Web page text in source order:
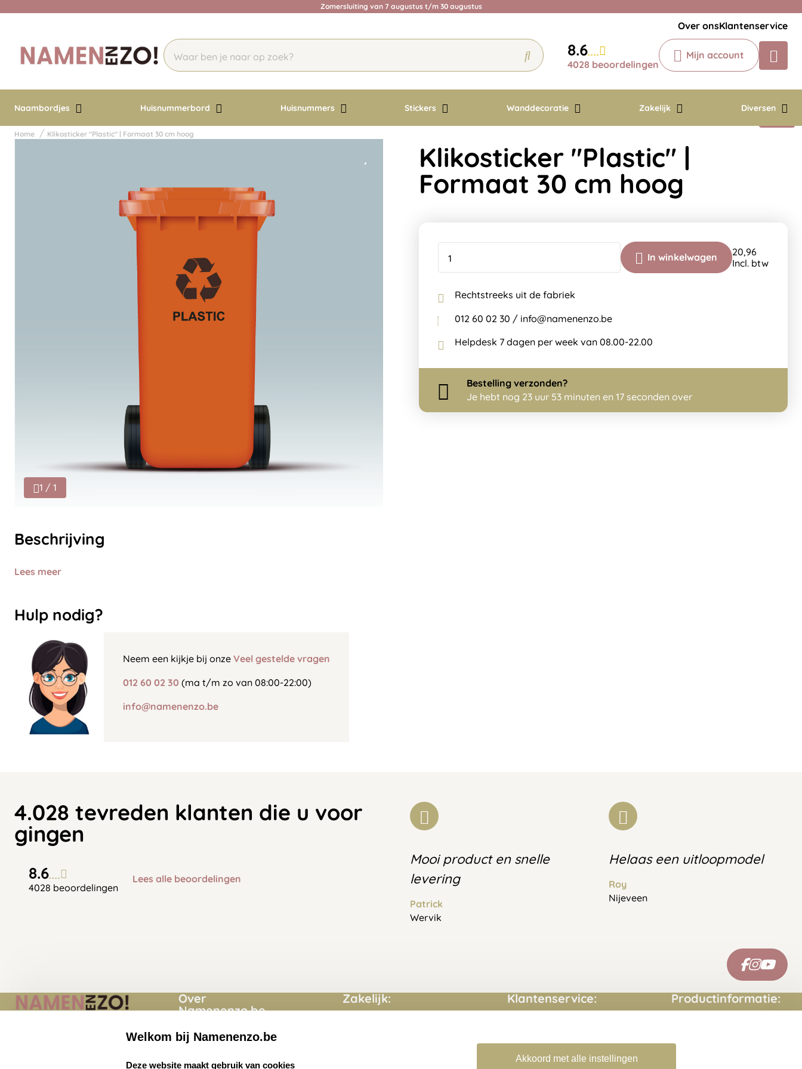
Zomersluiting van 7 augustus t/m 30 augustus
Over onsKlantenservice
8.6
4028 beoordelingen
Mijn account
Naambordjes Huisnummerbord Huisnummers Stickers Wanddecoratie Zakelijk Diversen
Chatbot
Chat 24/7 met onze chatbot voor
Contact
Home Klikosticker "Plastic" | Formaat 30 cm hoog
1 / 1
Beschrijving
Lees meer
Hulp nodig?
Neem een kijkje bij onze Veel gestelde vragen
012 60 02 30 (ma t/m zo van 08:00-22:00)
info@namenenzo.be
Klikosticker "Plastic" |
Formaat 30 cm hoog
In winkelwagen
20,96
Incl. btw
Rechtstreeks uit de fabriek
012 60 02 30 / info@namenenzo.be
Helpdesk 7 dagen per week van 08.00-22.00
Bestelling verzonden?
Je hebt nog 23 uur 53 minuten en 17 seconden over
4.028 tevreden klanten die u voor
gingen
8.6
4028 beoordelingen
Lees alle beoordelingen
Mooi product en snelle
levering
Patrick
Wervik
Helaas een uitloopmodel
Roy
Nijeveen
Over
Namenenzo.be
Momenten
Zakelijk: Klantenservice:
Veelgestelde vragen
Productinformatie:
Sitemap
Welkom bij Namenenzo.be
Deze website maakt gebruik van cookies
Akkoord met alle instellingen